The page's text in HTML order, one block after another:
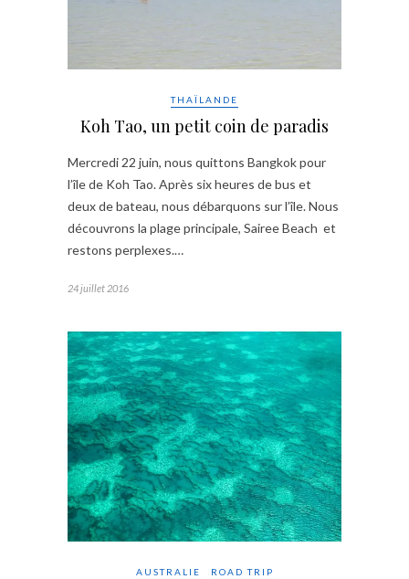
THAÏLANDE
Koh Tao, un petit coin de paradis
Mercredi 22 juin, nous quittons Bangkok pour
l’île de Koh Tao. Après six heures de bus et
deux de bateau, nous débarquons sur l’île. Nous
découvrons la plage principale, Sairee Beach et
restons perplexes.…
24 juillet 2016
AUSTRALIE ROAD TRIP